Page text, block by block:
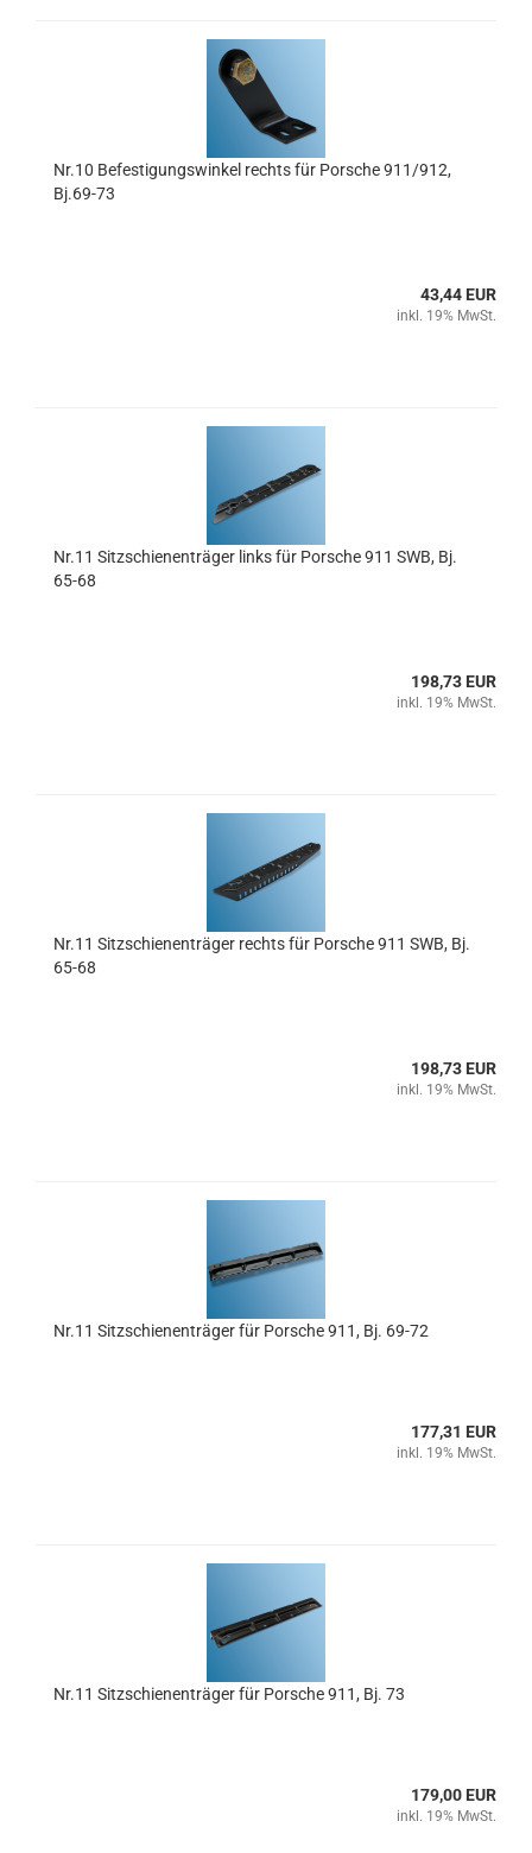
Nr.10 Befestigungswinkel rechts für Porsche 911/912,
Bj.69-73
43,44 EUR
inkl. 19% MwSt.
Nr.11 Sitzschienenträger links für Porsche 911 SWB, Bj.
65-68
198,73 EUR
inkl. 19% MwSt.
Nr.11 Sitzschienenträger rechts für Porsche 911 SWB, Bj.
65-68
198,73 EUR
inkl. 19% MwSt.
Nr.11 Sitzschienenträger für Porsche 911, Bj. 69-72
177,31 EUR
inkl. 19% MwSt.
Nr.11 Sitzschienenträger für Porsche 911, Bj. 73
179,00 EUR
inkl. 19% MwSt.